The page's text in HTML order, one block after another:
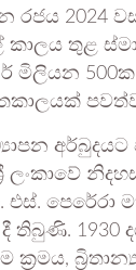
2024
කාලය තුළ
මිලියන
පෙරේරා
දී තිබුණි.